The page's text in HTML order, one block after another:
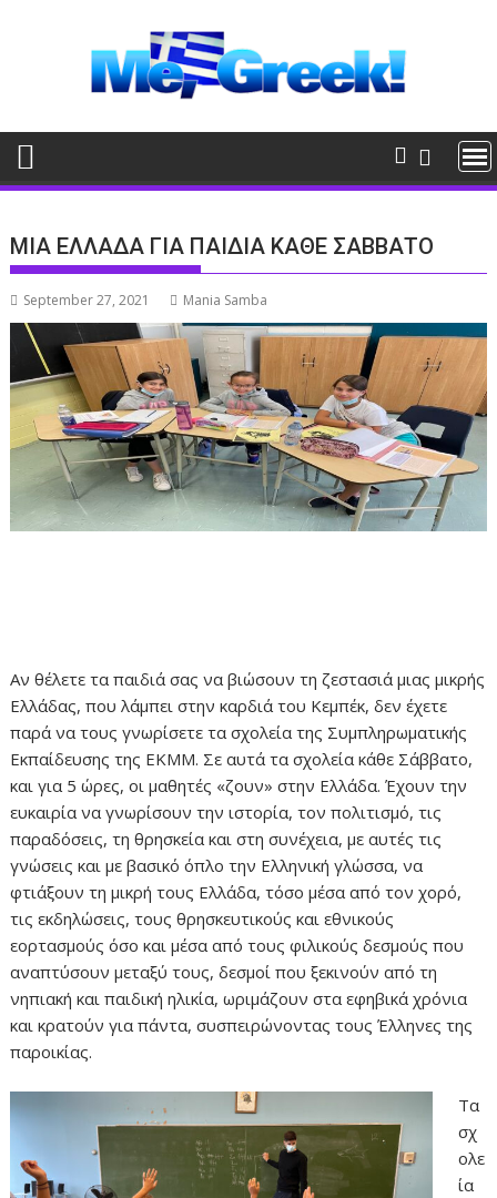
ΜΙΑ ΕΛΛΑΔΑ ΓΙΑ ΠΑΙΔΙΑ ΚΑΘΕ ΣΑΒΒΑΤΟ
September 27, 2021 Mania Samba
Αν θέλετε τα παιδιά σας να βιώσουν τη ζεστασιά μιας μικρής
Ελλάδας, που λάμπει στην καρδιά του Κεμπέκ, δεν έχετε
παρά να τους γνωρίσετε τα σχολεία της Συμπληρωματικής
Εκπαίδευσης της ΕΚΜΜ. Σε αυτά τα σχολεία κάθε Σάββατο,
και για 5 ώρες, οι μαθητές «ζουν» στην Ελλάδα. Έχουν την
ευκαιρία να γνωρίσουν την ιστορία, τον πολιτισμό, τις
παραδόσεις, τη θρησκεία και στη συνέχεια, με αυτές τις
γνώσεις και με βασικό όπλο την Ελληνική γλώσσα, να
φτιάξουν τη μικρή τους Ελλάδα, τόσο μέσα από τον χορό,
τις εκδηλώσεις, τους θρησκευτικούς και εθνικούς
εορτασμούς όσο και μέσα από τους φιλικούς δεσμούς που
αναπτύσουν μεταξύ τους, δεσμοί που ξεκινούν από τη
νηπιακή και παιδική ηλικία, ωριμάζουν στα εφηβικά χρόνια
και κρατούν για πάντα, συσπειρώνοντας τους Έλληνες της
παροικίας.
Τα
σχ
ολε
ία